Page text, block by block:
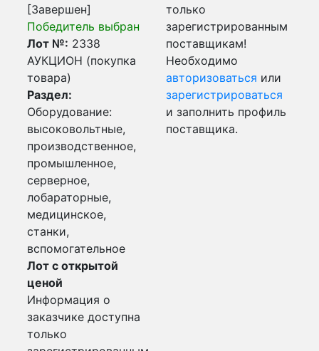
[Завершен]
Победитель выбран
Лот №: 2338
АУКЦИОН (покупка
товара)
Раздел:
Оборудование:
высоковольтные,
производственное,
промышленное,
серверное,
лобараторные,
медицинское,
станки,
вспомогательное
Лот с открытой
ценой
Информация о
заказчике доступна
только
только
зарегистрированным
поставщикам!
Необходимо
авторизоваться или
зарегистрироваться
и заполнить профиль
поставщика.